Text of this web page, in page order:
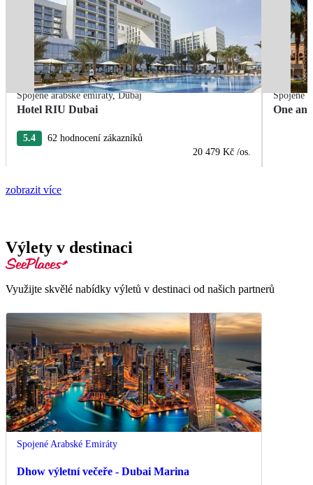
Spojené arabské emiráty,Dubaj
Hotel RIU Dubai
5.4
62 hodnocení zákazníků
20 479 Kč /os.
Spojené
One
zobrazit více
Výlety v destinaci
Využijte skvělé nabídky výletů v destinaci od našich partnerů
Spojené Arabské Emiráty
Dhow výletní večeře - Dubai Marina